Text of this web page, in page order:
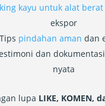
kayu untuk alat berat
ekspor
Tips pindahan aman dan
dan
nyata
lupa LIKE, KOMEN,